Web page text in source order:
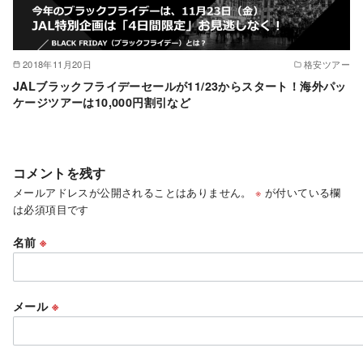
2018年11月20日 格安ツアー
JALブラックフライデーセールが11/23からスタート！海外パッ
ケージツアーは10,000円割引など
コメントを残す
メールアドレスが公開されることはありません。 ※ が付いている欄
は必須項目です
名前※
メール ※